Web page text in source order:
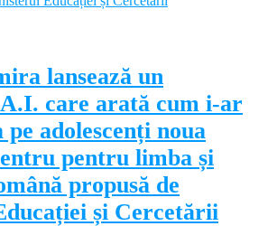
lansează un
care arată cum i-ar
pe adolescenți noua
pentru limba și
propusă de
și Cercetării